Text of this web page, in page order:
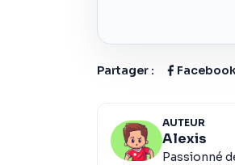
Partager :
AUTEUR
Alexis
Passionné